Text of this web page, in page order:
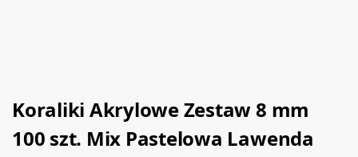
Koraliki Akrylowe Zestaw 8 mm
100 szt. Mix Pastelowa Lawenda